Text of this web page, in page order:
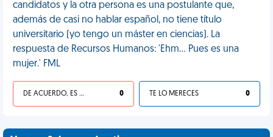
candidatos y la otra persona es una postulante que,
además de casi no hablar español, no tiene título
universitario (yo tengo un máster en ciencias). La
respuesta de Recursos Humanos: 'Ehm… Pues es una
mujer.' FML
DE ACUERDO, ES UNA VIDA HP 0 TE LO MERECES 0